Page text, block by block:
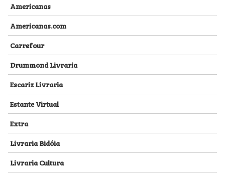
Americanas
Americanas.com
Carrefour
Drummond Livraria
Escariz Livraria
Estante Virtual
Extra
Livraria Bidóia
Livraria Cultura